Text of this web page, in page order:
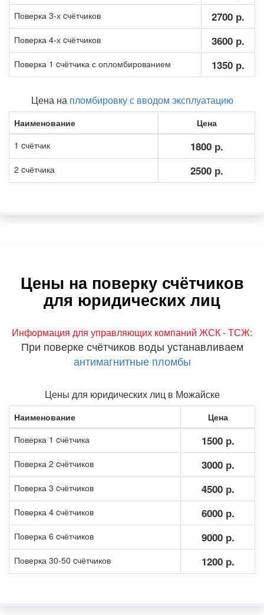
Поверка 3-х cчётчиков 2700 р.
Поверка 4-х cчётчиков 3600 р.
Поверка 1 cчётчика с опломбированием 1350 р.
Цена на пломбировку с вводом эксплуатацию
Наименование
Цена
1 cчётчик
1800 р.
2 cчётчика 2500 р.
Цены на поверку счётчиков
для юридических лиц
Информация для управляющих компаний ЖСК - ТСЖ:
При поверке счётчиков воды устанавливаем
антимагнитные пломбы
Цены для юридических лиц в Можайске
Наименование
Цена
Поверка 1 cчётчика
1500 р.
Поверка 2 cчётчиков 3000 р.
Поверка 3 cчётчиков 4500 р.
Поверка 4 cчётчиков 6000 р.
Поверка 6 cчётчиков 9000 р.
Поверка 30-50 cчётчиков 1200 р.